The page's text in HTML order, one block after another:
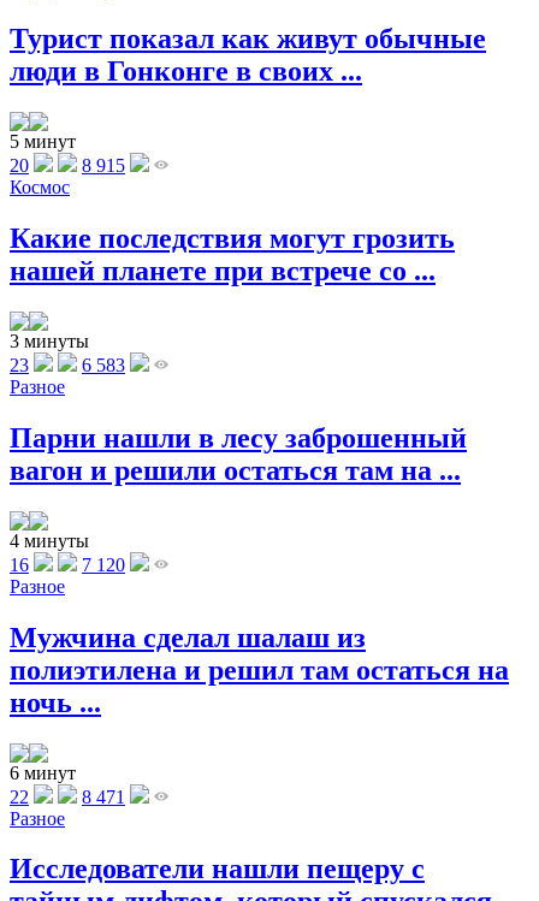
Турист показал как живут обычные
люди в Гонконге в своих ...
5 минут
20
8 915
Космос
Какие последствия могут грозить
нашей планете при встрече со ...
3 минуты
23
6 583
Разное
Парни нашли в лесу заброшенный
вагон и решили остаться там на ...
4 минуты
16
7 120
Разное
Мужчина сделал шалаш из
полиэтилена и решил там остаться на
ночь ...
6 минут
22
8 471
Разное
Исследователи нашли пещеру с